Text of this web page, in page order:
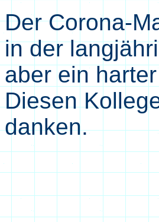
Der Corona-
in der
aber ein
Diesen
danken.